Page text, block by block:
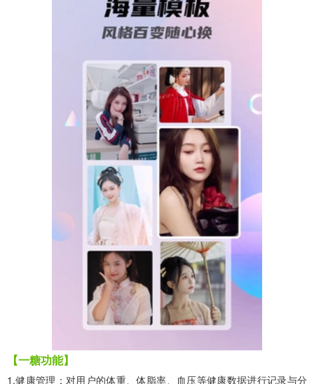
【一糖功能】
1.健康管理：对用户的体重、体脂率、血压等健康数据进行记录与分